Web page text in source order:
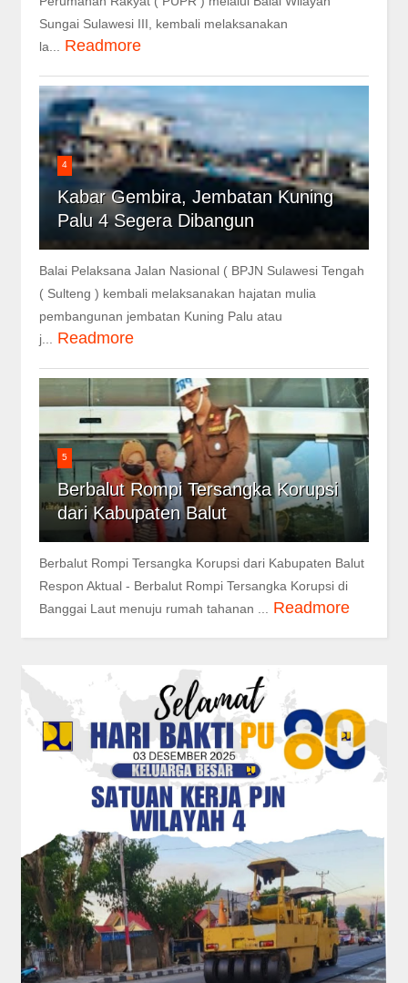
Sungai Sulawesi III, kembali melaksanakan
la...
Readmore
4
Kabar Gembira, Jembatan Kuning
Palu 4 Segera Dibangun
Balai Pelaksana Jalan Nasional ( BPJN Sulawesi Tengah
( Sulteng ) kembali melaksanakan hajatan mulia
pembangunan jembatan Kuning Palu atau
j...
Readmore
5
Berbalut Rompi Tersangka Korupsi
dari Kabupaten Balut
Berbalut Rompi Tersangka Korupsi dari Kabupaten Balut
Respon Aktual - Berbalut Rompi Tersangka Korupsi di
Banggai Laut menuju rumah tahanan ...
Readmore